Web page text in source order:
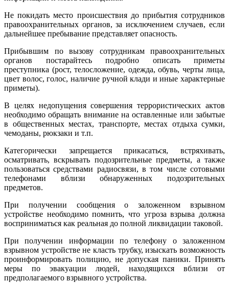
Не покидать место происшествия до прибытия сотрудников
правоохранительных органов, за исключением случаев, если
дальнейшее пребывание представляет опасность.
Прибывшим по вызову сотрудникам правоохранительных
органов постарайтесь подробно описать приметы
преступника (рост, телосложение, одежда, обувь, черты лица,
цвет волос, голос, наличие ручной клади и иные характерные
приметы).
В целях недопущения совершения террористических актов
необходимо обращать внимание на оставленные или забытые
в общественных местах, транспорте, местах отдыха сумки,
чемоданы, рюкзаки и т.п.
Категорически запрещается прикасаться, встряхивать,
осматривать, вскрывать подозрительные предметы, а также
пользоваться средствами радиосвязи, в том числе сотовыми
телефонами вблизи обнаруженных подозрительных
предметов.
При получении сообщения о заложенном взрывном
устройстве необходимо помнить, что угроза взрыва должна
восприниматься как реальная до полной ликвидации таковой.
При получении информации по телефону о заложенном
взрывном устройстве не класть трубку, изыскать возможность
проинформировать полицию, не допуская паники. Принять
меры по эвакуации людей, находящихся вблизи от
предполагаемого взрывного устройства.